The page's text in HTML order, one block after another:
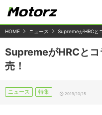
HOME ニュース SupremeがHRCと
SupremeがHRCと
売！
ニュース 特集 2019/10/15